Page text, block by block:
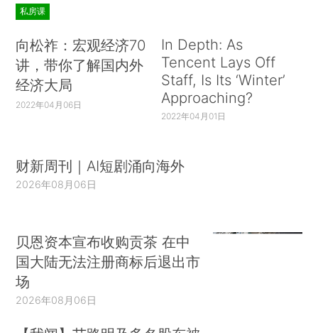
私房课
向松祚：宏观经济70
讲，带你了解国内外
经济大局
2022年04月06日
In Depth: As
Tencent Lays Off
Staff, Is Its ‘Winter’
Approaching?
2022年04月01日
财新周刊｜AI短剧涌向海外
2026年08月06日
贝恩资本宣布收购贡茶 在中
国大陆无法注册商标后退出市
场
2026年08月06日